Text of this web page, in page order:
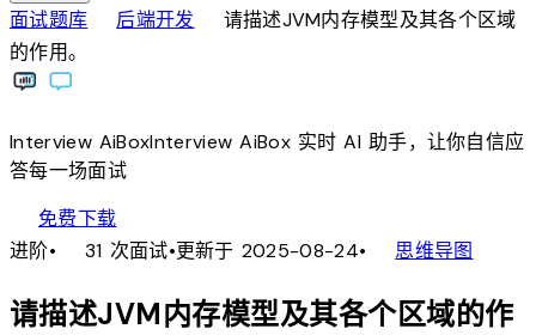
面试题库chevron_right后端开发chevron_right
请描述JVM内存模型及其各个区域
的作用。
Interview AiBoxInterviewAiBox实时 AI 助手，让你自信应
答每一场面试
免费下载
进阶• 31 次面试•更新于 2025-08-24• account_tree思维导图
请描述JVM内存模型及其各个区域的作